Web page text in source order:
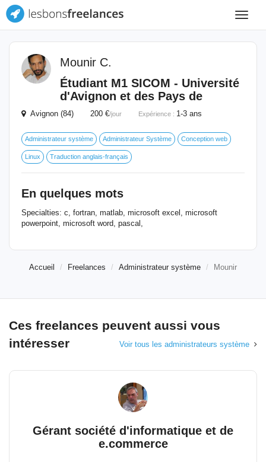
Toggle
Mounir C.
Étudiant M1 SICOM - Université
d'Avignon et des Pays de
Avignon (84) 200 €/jour Expérience : 1-3 ans
Administrateur système Administrateur Système Conception web
Linux Traduction anglais-français
En quelques mots
Specialties: c, fortran, matlab, microsoft excel, microsoft
powerpoint, microsoft word, pascal,
Accueil Freelances Administrateur système Mounir
Ces freelances peuvent aussi vous
intéresser
Voir tous les administrateurs système
Gérant société d'informatique et de
e.commerce